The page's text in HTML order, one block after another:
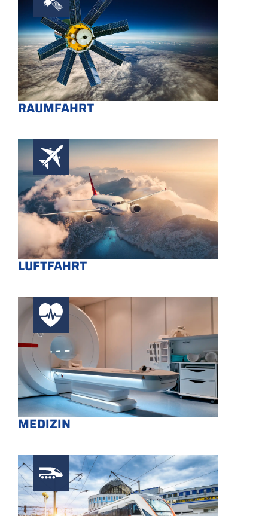
RAUMFAHRT
LUFTFAHRT
MEDIZIN